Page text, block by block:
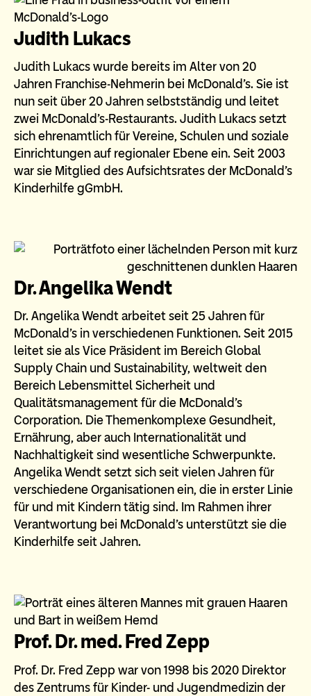
Judith Lukacs
Judith Lukacs wurde bereits im Alter von 20
Jahren Franchise-Nehmerin bei McDonald's. Sie ist
nun seit über 20 Jahren selbstständig und leitet
zwei McDonald's-Restaurants. Judith Lukacs setzt
sich ehrenamtlich für Vereine, Schulen und soziale
Einrichtungen auf regionaler Ebene ein. Seit 2003
war sie Mitglied des Aufsichtsrates der McDonald's
Kinderhilfe gGmbH.
Dr. Angelika Wendt
Dr. Angelika Wendt arbeitet seit 25 Jahren für
McDonald’s in verschiedenen Funktionen. Seit 2015
leitet sie als Vice Präsident im Bereich Global
Supply Chain und Sustainability, weltweit den
Bereich Lebensmittel Sicherheit und
Qualitätsmanagement für die McDonald’s
Corporation. Die Themenkomplexe Gesundheit,
Ernährung, aber auch Internationalität und
Nachhaltigkeit sind wesentliche Schwerpunkte.
Angelika Wendt setzt sich seit vielen Jahren für
verschiedene Organisationen ein, die in erster Linie
für und mit Kindern tätig sind. Im Rahmen ihrer
Verantwortung bei McDonald’s unterstützt sie die
Kinderhilfe seit Jahren.
Prof. Dr. med. Fred Zepp
Prof. Dr. Fred Zepp war von 1998 bis 2020 Direktor
des Zentrums für Kinder- und Jugendmedizin der